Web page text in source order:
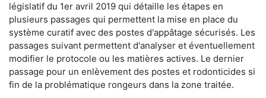
législatif du 1er avril 2019 qui détaille les étapes en
plusieurs passages qui permettent la mise en place du
système curatif avec des postes d'appâtage sécurisés. Les
passages suivant permettent d'analyser et éventuellement
modifier le protocole ou les matières actives. Le dernier
passage pour un enlèvement des postes et rodonticides si
fin de la problématique rongeurs dans la zone traitée.